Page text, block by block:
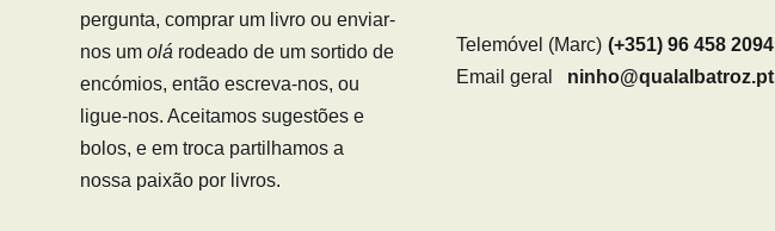
pergunta, comprar um livro ou enviar-
nos umolá rodeado de um sortido de
encómios, então escreva-nos, ou
ligue-nos. Aceitamos sugestões e
bolos, e em troca partilhamos a
nossa paixão por livros.
Telemóvel (Marc) (+351) 96 458 2094
Email geral
ninho@qualalbatroz.pt